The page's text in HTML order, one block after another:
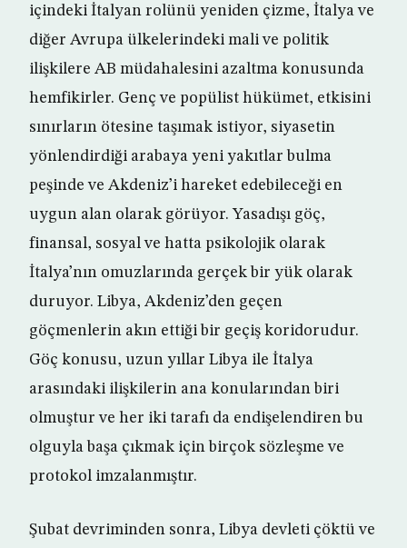
içindeki İtalyan rolünü yeniden çizme, İtalya ve
diğer Avrupa ülkelerindeki mali ve politik
ilişkilere AB müdahalesini azaltma konusunda
hemfikirler. Genç ve popülist hükümet, etkisini
sınırların ötesine taşımak istiyor, siyasetin
yönlendirdiği arabaya yeni yakıtlar bulma
peşinde ve Akdeniz’i hareket edebileceği en
uygun alan olarak görüyor. Yasadışı göç,
finansal, sosyal ve hatta psikolojik olarak
İtalya’nın omuzlarında gerçek bir yük olarak
duruyor. Libya, Akdeniz’den geçen
göçmenlerin akın ettiği bir geçiş koridorudur.
Göç konusu, uzun yıllar Libya ile İtalya
arasındaki ilişkilerin ana konularından biri
olmuştur ve her iki tarafı da endişelendiren bu
olguyla başa çıkmak için birçok sözleşme ve
protokol imzalanmıştır.
Şubat devriminden sonra, Libya devleti çöktü ve